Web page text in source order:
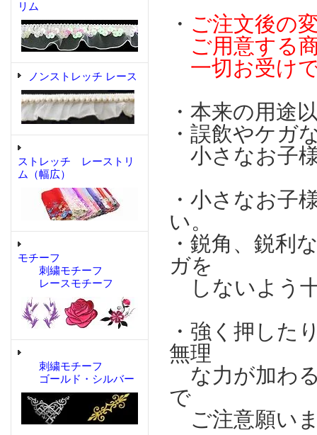
リム
ノンストレッチ レース
ストレッチ レーストリ
ム（幅広）
モチーフ
刺繍モチーフ
レースモチーフ
刺繍モチーフ
ゴールド・シルバー
・ ご注文後の
ご用意する
一切お受け
・本来の用途
・誤飲やケガ
小さなお子
・小さなお子
い。
・鋭角、鋭利
ガを
しないよう
・強く押した
無理
な力が加わ
で
ご注意願い